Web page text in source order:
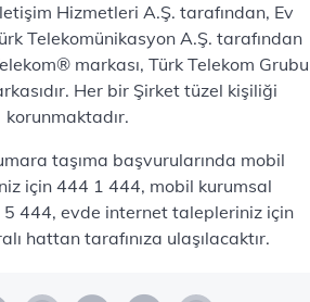
Hizmetleri A.Ş. tarafından, Ev
Telekomünikasyon A.Ş. tarafından
markası, Türk Telekom Grubu
Her bir Şirket tüzel kişiliği
korunmaktadır.
taşıma başvurularında mobil
için 444 1 444, mobil kurumsal
444, evde internet talepleriniz için
hattan tarafınıza ulaşılacaktır.